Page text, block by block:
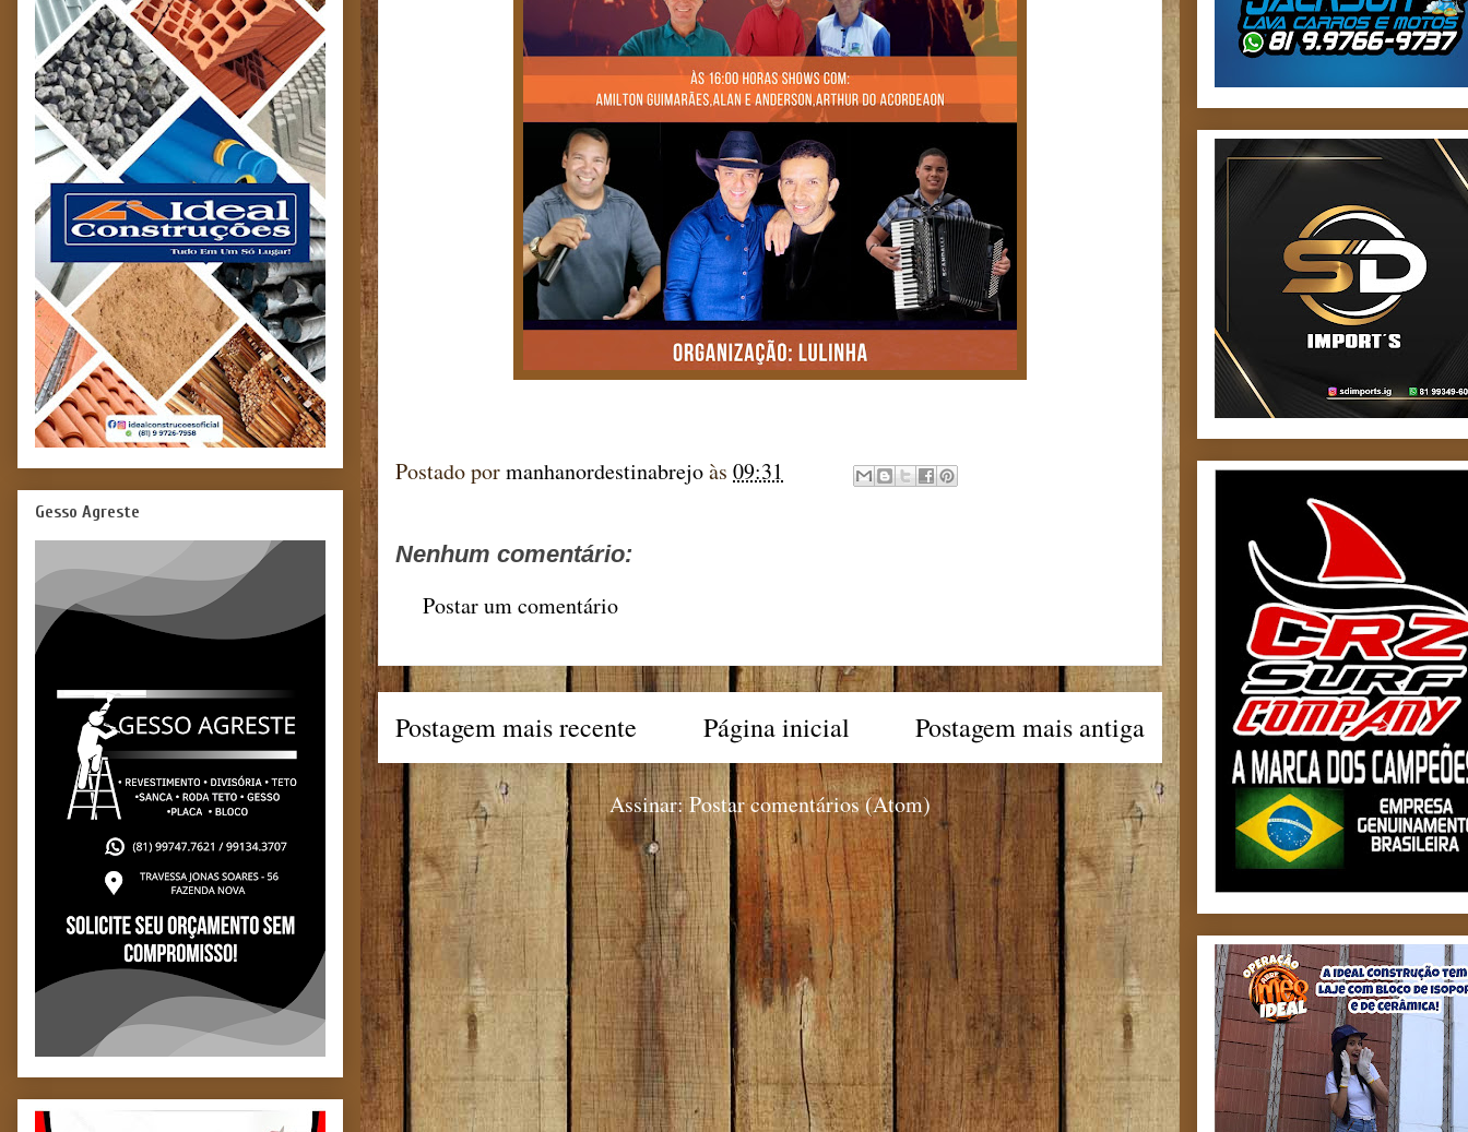
Postado pormanhanordestinabrejoàs 09:31
Nenhum comentário:
Postar um comentário
Postagem mais recente Postagem mais antiga
Página inicial
Assinar:Postar comentários (Atom)
Gesso Agreste